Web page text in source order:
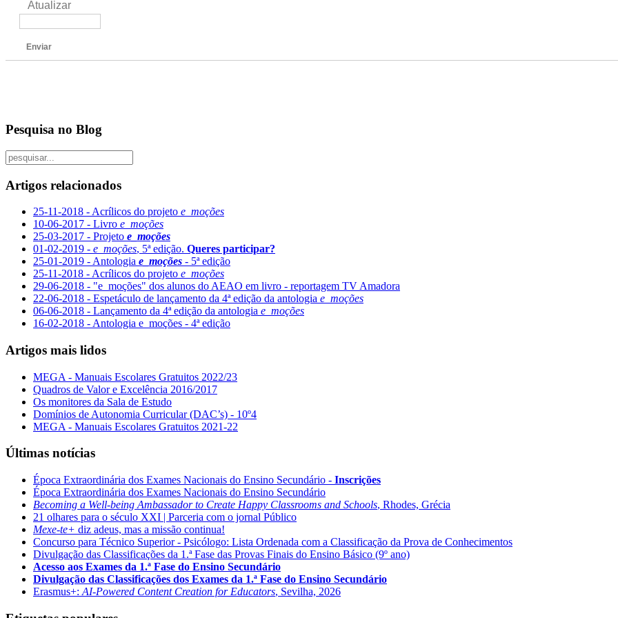
Atualizar
Enviar
Pesquisa no Blog
Artigos relacionados
25-11-2018 - Acrílicos do projeto e_moções
10-06-2017 - Livro e_moções
25-03-2017 - Projeto e_moções
01-02-2019 - e_moções, 5ª edição. Queres participar?
25-01-2019 - Antologia e_moções - 5ª edição
25-11-2018 - Acrílicos do projeto e_moções
29-06-2018 - "e_moções" dos alunos do AEAO em livro - reportagem TV Amadora
22-06-2018 - Espetáculo de lançamento da 4ª edição da antologia e_moções
06-06-2018 - Lançamento da 4ª edição da antologia e_moções
16-02-2018 - Antologia e_moções - 4ª edição
Artigos mais lidos
MEGA - Manuais Escolares Gratuitos 2022/23
Quadros de Valor e Excelência 2016/2017
Os monitores da Sala de Estudo
Domínios de Autonomia Curricular (DAC’s) - 10º4
MEGA - Manuais Escolares Gratuitos 2021-22
Últimas notícias
Época Extraordinária dos Exames Nacionais do Ensino Secundário - Inscrições
Época Extraordinária dos Exames Nacionais do Ensino Secundário
Becoming a Well-being Ambassador to Create Happy Classrooms and Schools, Rhodes, Grécia
21 olhares para o século XXI | Parceria com o jornal Público
Mexe-te+ diz adeus, mas a missão continua!
Concurso para Técnico Superior - Psicólogo: Lista Ordenada com a Classificação da Prova de Conhecimentos
Divulgação das Classificações da 1.ª Fase das Provas Finais do Ensino Básico (9º ano)
Acesso aos Exames da 1.ª Fase do Ensino Secundário
Divulgação das Classificações dos Exames da 1.ª Fase do Ensino Secundário
Erasmus+: AI-Powered Content Creation for Educators, Sevilha, 2026